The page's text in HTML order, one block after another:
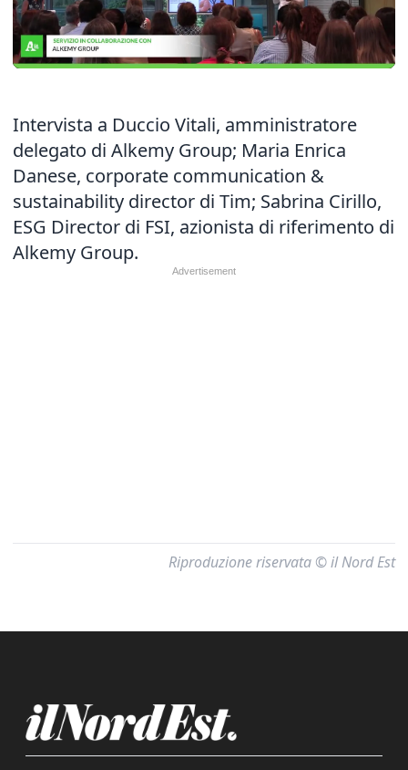
Intervista a Duccio Vitali, amministratore
delegato di Alkemy Group; Maria Enrica
Danese, corporate communication &
sustainability director di Tim; Sabrina Cirillo,
ESG Director di FSI, azionista di riferimento di
Alkemy Group.
Riproduzione riservata © il Nord Est